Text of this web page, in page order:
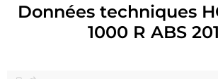
Données techniques
1000 R ABS